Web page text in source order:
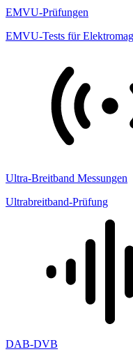
EMVU-Prüfungen
EMVU-Tests für
Ultra-Breitband Messungen
Ultrabreitband-Prüfung
DAB-DVB